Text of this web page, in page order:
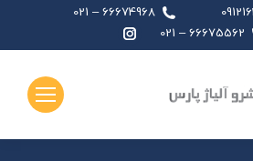
66674968 – 021
66675562 – 021
page